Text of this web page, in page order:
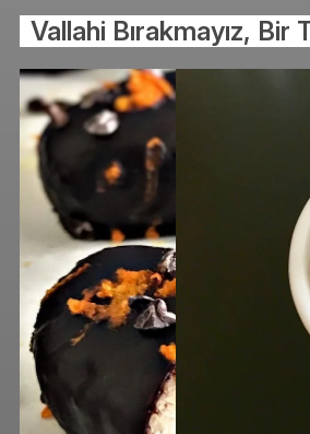
Vallahi Bırakmayız, Bir